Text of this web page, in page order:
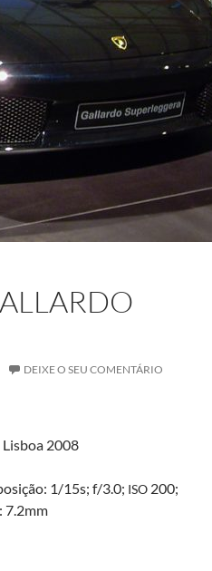
DEIXE O SEU COMENTÁRIO
2008
1/15s; f/3.0; ISO200;
7.2mm